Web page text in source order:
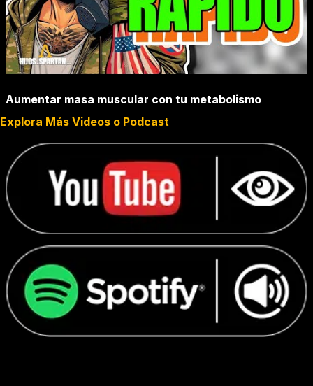
Aumentar masa muscular con tu metabolismo
Explora Más Videos o Podcast